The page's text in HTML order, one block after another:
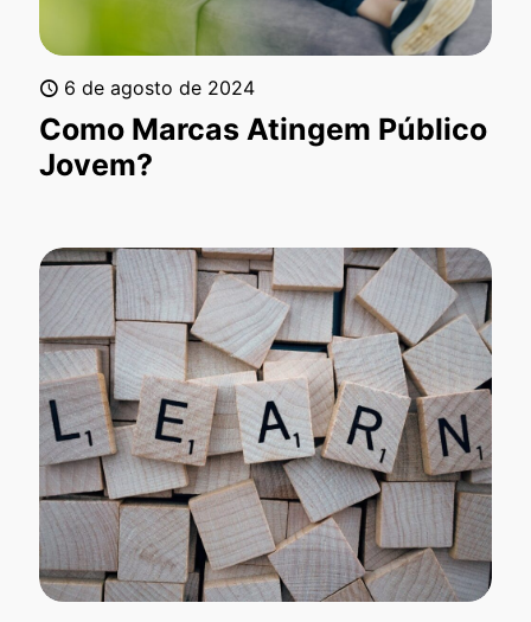
6 de agosto de 2024
Como Marcas Atingem Público
Jovem?